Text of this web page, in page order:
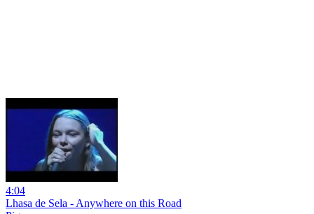
4:04
Lhasa de Sela - Anywhere on this Road